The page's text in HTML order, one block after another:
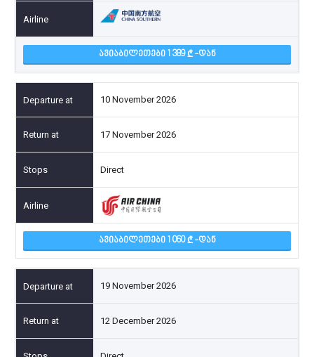
ᲐᲕᲘᲐᲑᲘᲚᲔᲗᲔᲑᲘ 1 389 -ᲓᲐᲜ
10 November 2026
17 November 2026
Direct
ᲐᲕᲘᲐᲑᲘᲚᲔᲗᲔᲑᲘ 1 060 -ᲓᲐᲜ
19 November 2026
12 December 2026